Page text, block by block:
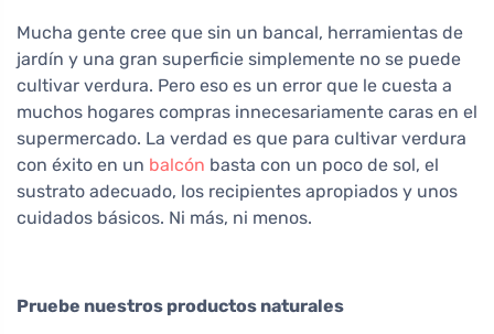
Mucha gente cree que sin un bancal, herramientas de
jardín y una gran superficie simplemente no se puede
cultivar verdura. Pero eso es un error que le cuesta a
muchos hogares compras innecesariamente caras en el
supermercado. La verdad es que para cultivar verdura
con éxito en un balcón basta con un poco de sol, el
sustrato adecuado, los recipientes apropiados y unos
cuidados básicos. Ni más, ni menos.
Pruebe nuestros productos naturales